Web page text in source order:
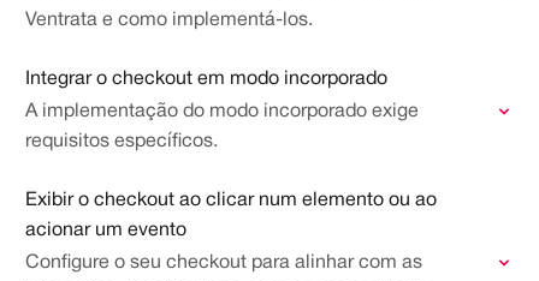
Ventrata e como implementá-los.
Integrar o checkout em modo incorporado
A implementação do modo incorporado exige
requisitos específicos.
Exibir o checkout ao clicar num elemento ou ao
acionar um evento
Configure o seu checkout para alinhar com as